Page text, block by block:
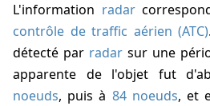
L'information radar
contrôle de traffic aérien (ATC)
détecté par radar sur une
apparente de l'objet fut
noeuds, puis à 84 noeuds, et